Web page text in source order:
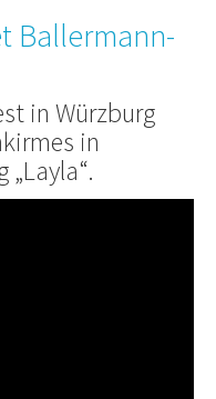
Ballermann-
in Würzburg
in